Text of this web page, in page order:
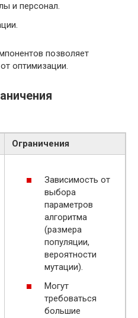
и персонал.
позволяет
оптимизации.
Ограничения
Зависимость от
выбора
параметров
алгоритма
(размера
популяции,
вероятности
мутации).
Могут
требоваться
большие